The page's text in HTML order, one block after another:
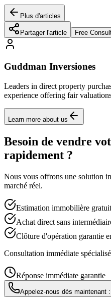
Plus d'articles
Partager l'article Free
Guddman Inversiones
Leaders in direct property
experience offering fair
Learn more about us
Besoin de vendre
rapidement ?
Nous vous offrons une solution
marché réel.
Estimation immobilière
Achat direct sans
Clôture d'opération garantie
Consultation immédiate
Réponse immédiate garantie
Appelez-nous dès maintenant :